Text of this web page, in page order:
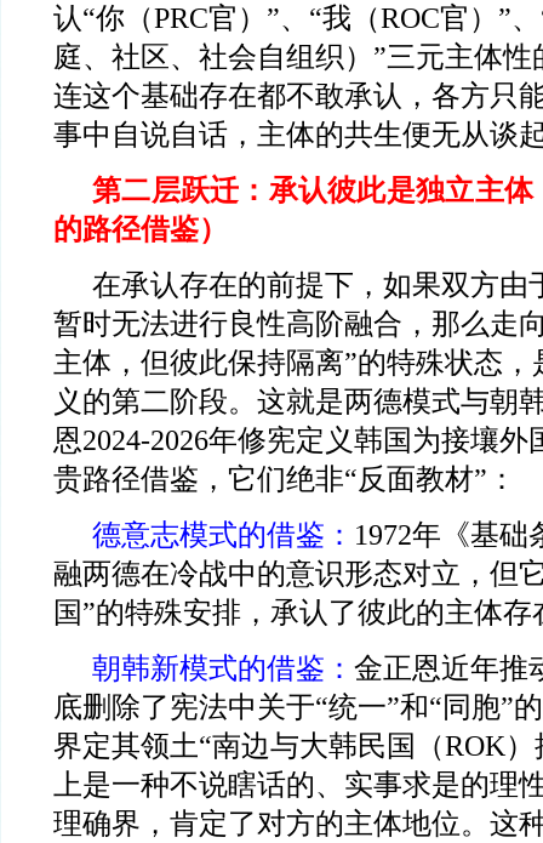
认“你（PRC官）”、“我（ROC官）”
庭、社区、社会自组织）”三元主体
连这个基础存在都不敢承认，各方只
事中自说自话，主体的共生便无从谈
第二层跃迁：承认彼此是独立主
的路径借鉴）
在承认存在的前提下，如果双方由
暂时无法进行良性高阶融合，那么走
主体，但彼此保持隔离”的特殊状态
义的第二阶段。这就是两德模式与朝
恩2024-2026年修宪定义韩国为接壤
贵路径借鉴，它们绝非“反面教材”：
德意志模式的借鉴： 1972年《基础
融两德在冷战中的意识形态对立，但
国”的特殊安排，承认了彼此的主体存
朝韩新模式的借鉴： 金正恩近年推
底删除了宪法中关于“统一”和“同胞”
界定其领土“南边与大韩民国（ROK
上是一种不说瞎话的、实事求是的理
理确界，肯定了对方的主体地位。这